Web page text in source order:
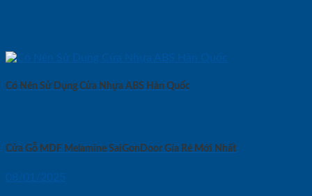
Có Nên Sử Dụng Cửa Nhựa ABS Hàn Quốc
Cửa Gỗ MDF Melamine SaiGonDoor Gía Rẻ Mới Nhất
08/01/2025